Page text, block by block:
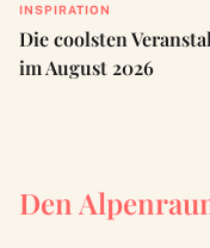
INSPIRATION
Die coolsten
im August 2026
Den